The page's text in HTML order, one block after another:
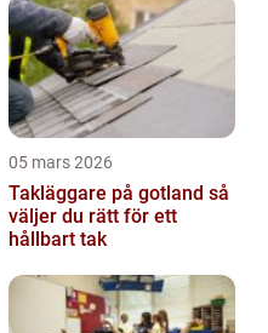
05 mars 2026
Takläggare på gotland så
väljer du rätt för ett
hållbart tak